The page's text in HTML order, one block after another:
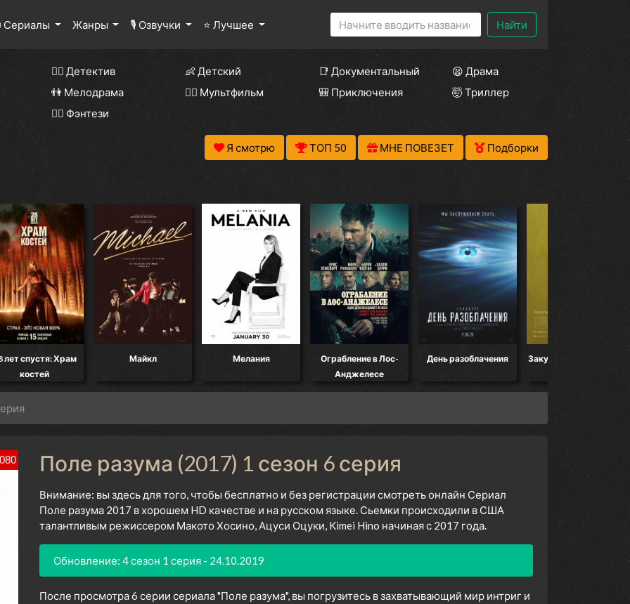
Сериалы Жанры 🎙 Озвучки ⭐ Лучшее Найти
🕵️‍♂️ Детектив 👶 Детский 📑 Документальный
😫 Драма
👫 Мелодрама 🧚‍♀️ Мультфильм 🎒 Приключения
🤯 Триллер
🧝‍♂️ Фэнтези
Я смотрю ТОП 50 МНЕ ПОВЕЗЕТ Подборки
лет спустя: Храм
костей
Майкл Мелания
Ограбление в Лос-
Анджелесе
День разоблачения Закулисье реальности
Поле разума (2017) 1 сезон 6 серия
Внимание: вы здесь для того, чтобы бесплатно и без регистрации смотреть онлайн Сериал
Поле разума 2017 в хорошем HD качестве и на русском языке. Сьемки происходили в США
талантливым режиссером Макото Хосино, Ацуси Оцуки, Kimei Hino начиная с 2017 года.
Обновление: 4 сезон 1 серия - 24.10.2019
После просмотра 6 серии сериала "Поле разума", вы погрузитесь в захватывающий мир интриг и